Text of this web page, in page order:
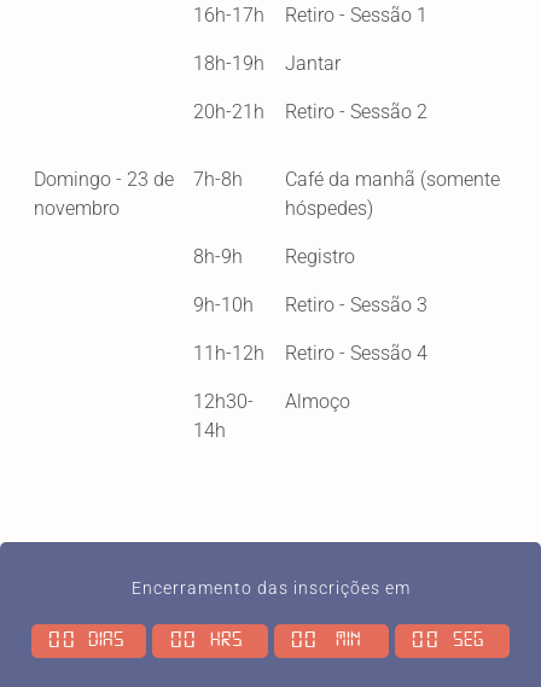
16h-17h Retiro - Sessão 1
18h-19h Jantar
20h-21h Retiro - Sessão 2
Domingo - 23 de
novembro
7h-8h
Café da manhã (somente
hóspedes)
8h-9h Registro
9h-10h Retiro - Sessão 3
11h-12h Retiro - Sessão 4
12h30-
14h
Almoço
Encerramento das inscrições em
00 Dias 00 Hrs 00 Min 00 Seg